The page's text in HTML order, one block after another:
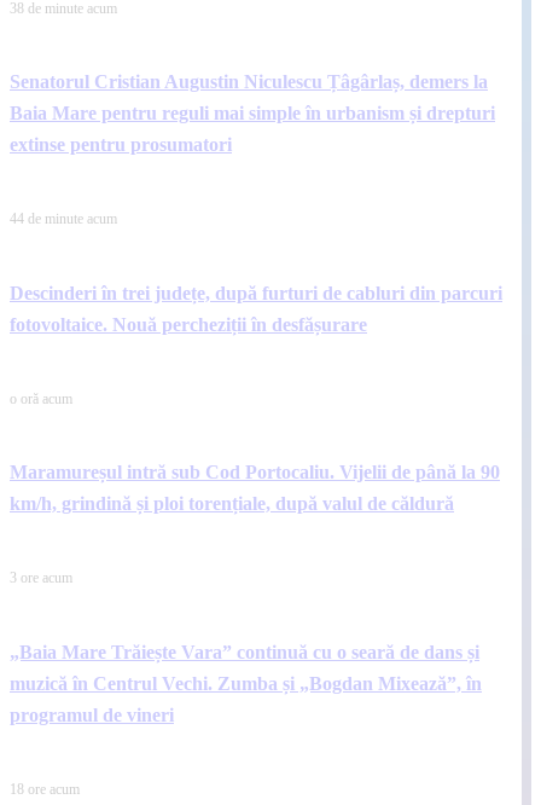
38 de minute acum
Senatorul Cristian Augustin Niculescu Țâgârlaș, demers la
Baia Mare pentru reguli mai simple în urbanism și drepturi
extinse pentru prosumatori
44 de minute acum
Descinderi în trei județe, după furturi de cabluri din parcuri
fotovoltaice. Nouă percheziții în desfășurare
o oră acum
Maramureșul intră sub Cod Portocaliu. Vijelii de până la 90
km/h, grindină și ploi torențiale, după valul de căldură
3 ore acum
„Baia Mare Trăiește Vara” continuă cu o seară de dans și
muzică în Centrul Vechi. Zumba și „Bogdan Mixează”, în
programul de vineri
18 ore acum